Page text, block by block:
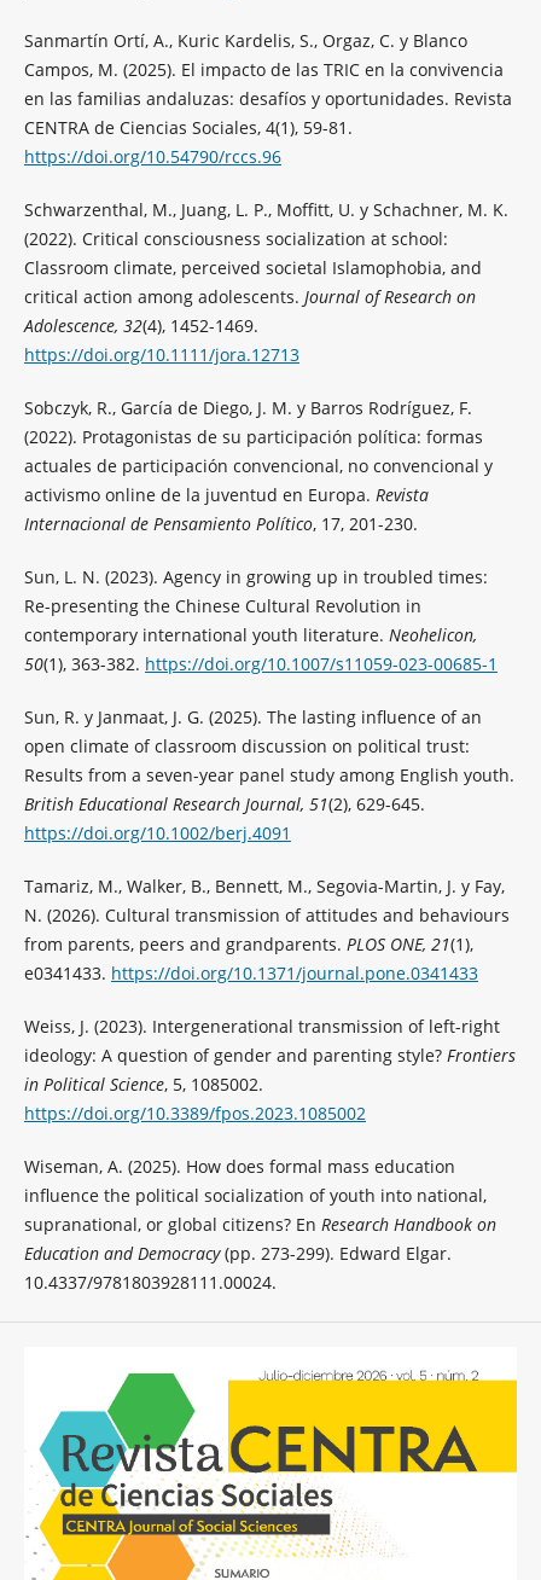
Sanmartín Ortí, A., Kuric Kardelis, S., Orgaz, C. y Blanco
Campos, M. (2025). El impacto de las TRIC en la convivencia
en las familias andaluzas: desafíos y oportunidades. Revista
CENTRA de Ciencias Sociales, 4(1), 59-81.
https://doi.org/10.54790/rccs.96
Schwarzenthal, M., Juang, L. P., Moffitt, U. y Schachner, M. K.
(2022). Critical consciousness socialization at school:
Classroom climate, perceived societal Islamophobia, and
critical action among adolescents. Journal of Research on
Adolescence, 32(4), 1452-1469.
https://doi.org/10.1111/jora.12713
Sobczyk, R., García de Diego, J. M. y Barros Rodríguez, F.
(2022). Protagonistas de su participación política: formas
actuales de participación convencional, no convencional y
activismo online de la juventud en Europa. Revista
Internacional de Pensamiento Político, 17, 201-230.
Sun, L. N. (2023). Agency in growing up in troubled times:
Re-presenting the Chinese Cultural Revolution in
contemporary international youth literature. Neohelicon,
50(1), 363-382. https://doi.org/10.1007/s11059-023-00685-1
Sun, R. y Janmaat, J. G. (2025). The lasting influence of an
open climate of classroom discussion on political trust:
Results from a seven-year panel study among English youth.
British Educational Research Journal, 51(2), 629-645.
https://doi.org/10.1002/berj.4091
Tamariz, M., Walker, B., Bennett, M., Segovia-Martin, J. y Fay,
N. (2026). Cultural transmission of attitudes and behaviours
from parents, peers and grandparents. PLOS ONE, 21(1),
e0341433. https://doi.org/10.1371/journal.pone.0341433
Weiss, J. (2023). Intergenerational transmission of left-right
ideology: A question of gender and parenting style? Frontiers
in Political Science, 5, 1085002.
https://doi.org/10.3389/fpos.2023.1085002
Wiseman, A. (2025). How does formal mass education
influence the political socialization of youth into national,
supranational, or global citizens? En Research Handbook on
Education and Democracy(pp. 273-299). Edward Elgar.
10.4337/9781803928111.00024.